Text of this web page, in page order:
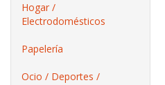
Hogar /
Electrodomésticos
Papelería
Ocio / Deportes /